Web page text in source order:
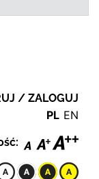
/ ZALOGUJ
PL EN